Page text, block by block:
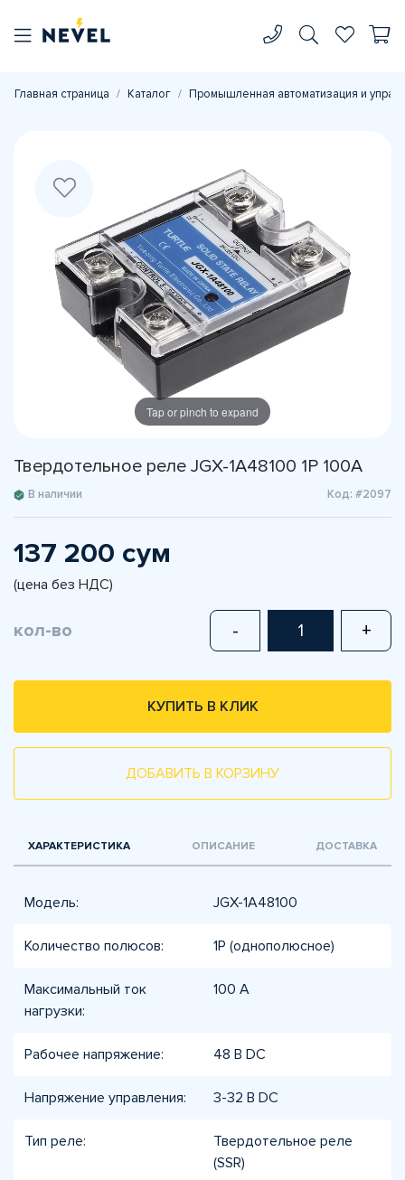
Главная страница Каталог Промышленная автоматизация и
Tap or pinch to expand
Твердотельное реле JGX-1A48100 1P 100A
В наличии Код: #2097
137 200 сум
(цена без НДС)
кол-во - +
КУПИТЬ В КЛИК
ДОБАВИТЬ В КОРЗИНУ
ХАРАКТЕРИСТИКА ОПИСАНИЕ ДОСТАВКА
Модель: JGX-1A48100
Количество полюсов: 1P (однополюсное)
Максимальный ток
нагрузки:
100 А
Рабочее напряжение: 48 В DC
Напряжение управления: 3-32 В DC
Тип реле:
Твердотельное реле
(SSR)